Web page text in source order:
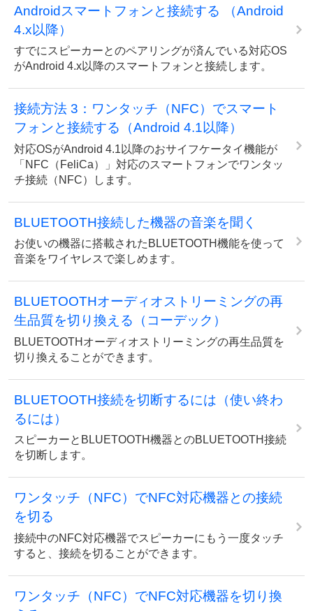
Androidスマートフォンと接続する （Android
4.x以降）
すでにスピーカーとのペアリングが済んでいる対応OS
がAndroid 4.x以降のスマートフォンと接続します。
接続方法 3：ワンタッチ（NFC）でスマート
フォンと接続する（Android 4.1以降）
対応OSがAndroid 4.1以降のおサイフケータイ機能が
「NFC（FeliCa）」対応のスマートフォンでワンタッ
チ接続（NFC）します。
BLUETOOTH接続した機器の音楽を聞く
お使いの機器に搭載されたBLUETOOTH機能を使って
音楽をワイヤレスで楽しめます。
BLUETOOTHオーディオストリーミングの再
生品質を切り換える（コーデック）
BLUETOOTHオーディオストリーミングの再生品質を
切り換えることができます。
BLUETOOTH接続を切断するには（使い終わ
るには）
スピーカーとBLUETOOTH機器とのBLUETOOTH接続
を切断します。
ワンタッチ（NFC）でNFC対応機器との接続
を切る
接続中のNFC対応機器でスピーカーにもう一度タッチ
すると、接続を切ることができます。
ワンタッチ（NFC）でNFC対応機器を切り換